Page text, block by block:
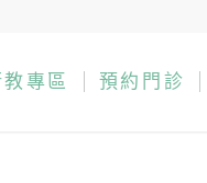
教專區 預約門診